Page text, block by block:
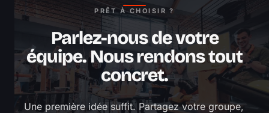
PRÊT À CHOISIR ?
Parlez-nous de votre
équipe. Nous rendons tout
concret.
Une première idée suffit. Partagez votre groupe,